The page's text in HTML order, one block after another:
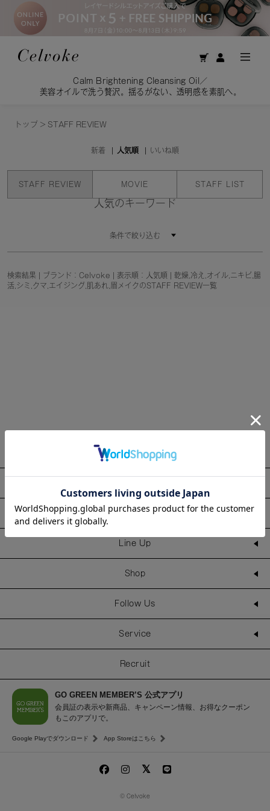
Calm Brightening Cleansing Oil／
美容オイルで洗う贅沢。揺るがない、透明感を素肌へ。
トップ > STAFF REVIEW
新着 人気順 いいね順
STAFF REVIEW MOVIE STAFF LIST
人気のキーワード
条件で絞り込む
検索結果 | ブランド：Celvoke | 表示順：人気順 | 乾燥,冷え,オイル,ニキビ,腸
活,シミ,クマ,エイジング,肌あれ,眉メイクのSTAFF REVIEW一覧
Information
Line Up
Shop
Follow Us
Service
Recruit
GO GREEN MEMBER’S 公式アプリ
会員証の表示や新商品、キャンペーン情報、お得なクーポン
もこのアプリで。
Google Playでダウンロード App Storeはこちら
© Celvoke